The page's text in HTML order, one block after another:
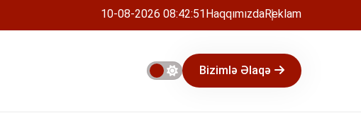
10-08-2026 08:42:52HaqqımızdaReklam
Bizimlə Əlaqə